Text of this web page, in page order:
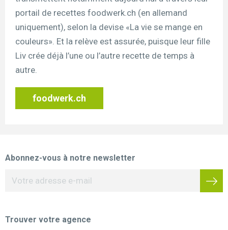
portail de recettes foodwerk.ch (en allemand
uniquement), selon la devise «La vie se mange en
couleurs». Et la relève est assurée, puisque leur fille
Liv crée déjà l’une ou l’autre recette de temps à
autre.
foodwerk.ch
Abonnez-vous à notre newsletter
Trouver votre agence